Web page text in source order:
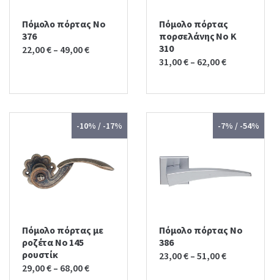
Πόμολο πόρτας No
376
22,00€ – 49,00€
Πόμολο πόρτας
πορσελάνης No K
310
31,00€ – 62,00€
-10% / -17%
Πόμολο πόρτας με
ροζέτα No 145
ρουστίκ
29,00€ – 68,00€
-7% / -54%
Πόμολο πόρτας No
386
23,00€ – 51,00€